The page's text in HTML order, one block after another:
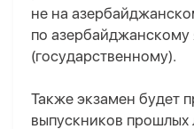
не на
по азербайджанскому
(государственному).
Также экзамен будет
выпускников прошлых